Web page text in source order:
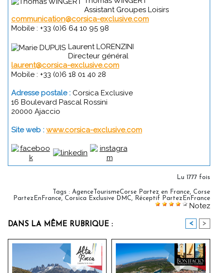
Assistant Groupes Loisirs
communication@corsica-exclusive.com
Mobile : +33 (0)6 64 10 95 98
Laurent LORENZINI
Directeur général
laurent@corsica-exclusive.com
Mobile : +33 (0)6 18 01 40 28
Adresse postale : Corsica Exclusive
16 Boulevard Pascal Rossini
20000 Ajaccio
Site web : www.corsica-exclusive.com
Lu 1777 fois
Tags : AgenceTourismeCorse Partez en France, Corse
PartezEnFrance, Corsica Exclusive DMC, Réceptif PartezEnFrance
Notez
DANS LA MÊME RUBRIQUE : < >